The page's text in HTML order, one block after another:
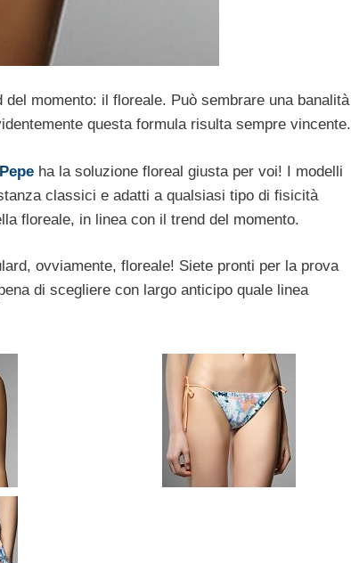
del momento: il floreale. Può sembrare una banalità
questa formula risulta sempre vincente.
ha la soluzione floreal giusta per voi! I modelli
classici e adatti a qualsiasi tipo di fisicità
floreale, in linea con il trend del momento.
ovviamente, floreale! Siete pronti per la prova
di scegliere con largo anticipo quale linea